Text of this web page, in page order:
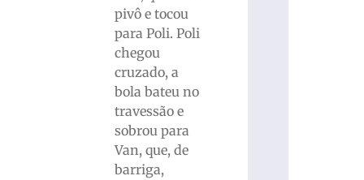
pivô e tocou
para Poli. Poli
chegou
cruzado, a
bola bateu no
travessão e
sobrou para
Van, que, de
barriga,